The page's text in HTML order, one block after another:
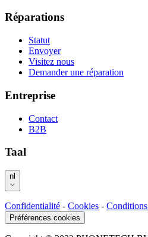
Réparations
Statut
Envoyer
Visitez nous
Demander une réparation
Entreprise
Contact
B2B
Taal
nl
Confidentialité - Cookies -
Préférences cookies